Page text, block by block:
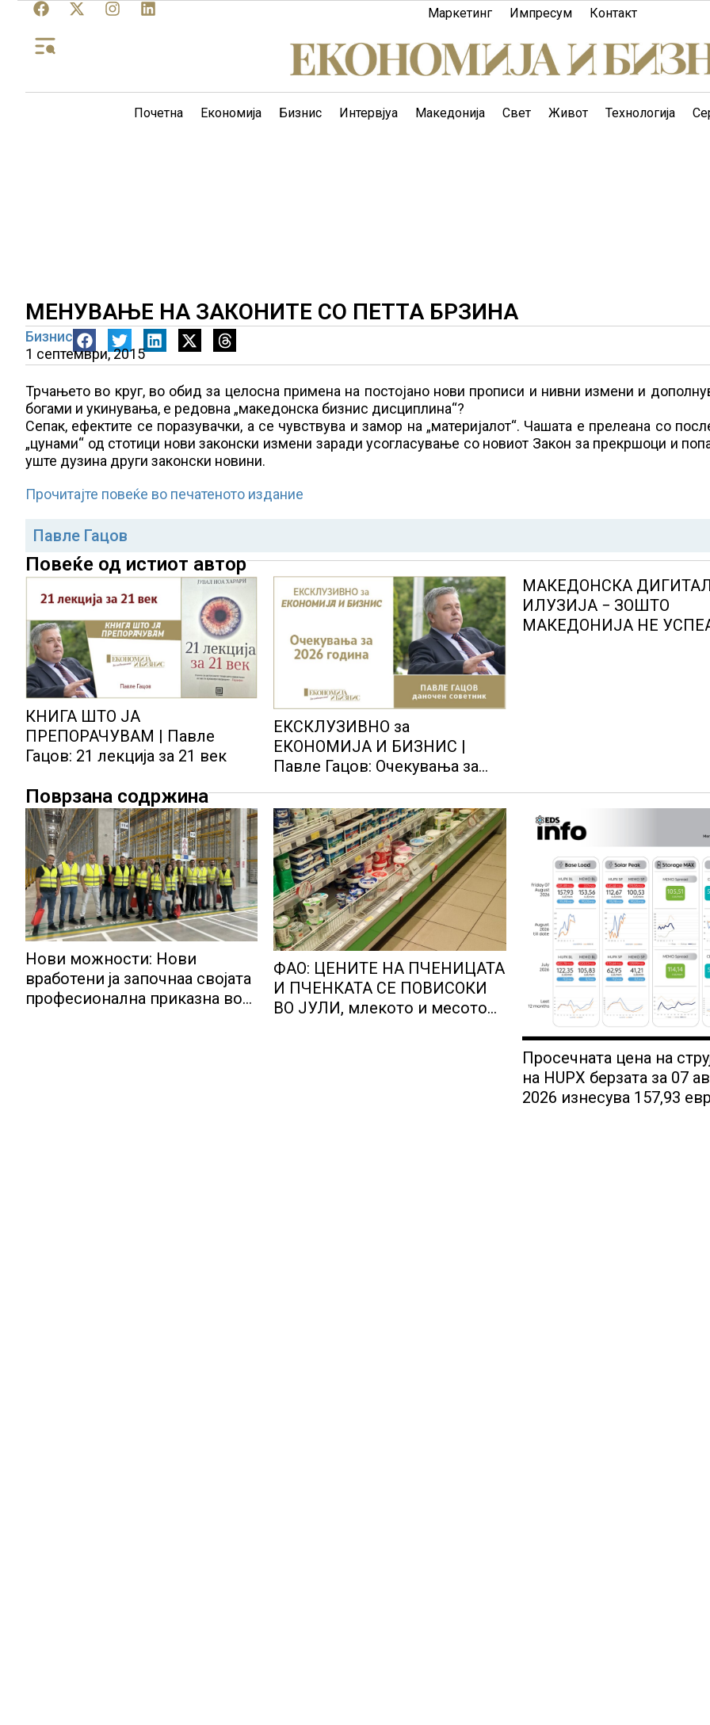
Маркетинг Импресум Контакт
Почетна Економија Бизнис Интервјуа Македонија Свет Живот Технологија
МЕНУВАЊЕ НА ЗАКОНИТЕ СО ПЕТТА БРЗИНА
Бизнис
1 септември, 2015
Трчањето во круг, во обид за целосна примена на постојано нови прописи и нивни измени и
богами и укинувања, е редовна „македонска бизнис дисциплина“?
Сепак, ефектите се поразувачки, а се чувствува и замор на „материјалот“. Чашата е прелеана со
„цунами“ од стотици нови законски измени заради усогласување со новиот Закон за прекршоци и
уште дузина други законски новини.
Прочитајте повеќе во печатеното издание
Павле Гацов
Повеќе од истиот автор
КНИГА ШТО ЈА
ПРЕПОРАЧУВАМ | Павле
Гацов: 21 лекција за 21 век
ЕКСКЛУЗИВНО за
ЕКОНОМИЈА И БИЗНИС |
Павле Гацов: Очекувања за
МАКЕДОНСКА
ИЛУЗИЈА − ЗОШТО
МАКЕДОНИЈА НЕ
Поврзана содржина
Нови можности: Нови
вработени ја започнаа својата
професионална приказна во
ФАО: ЦЕНИТЕ НА ПЧЕНИЦАТА
И ПЧЕНКАТА СЕ ПОВИСОКИ
ВО ЈУЛИ, млекото и месото
Просечната цена на
на HUPX берзата за 07
2026 изнесува 157,93